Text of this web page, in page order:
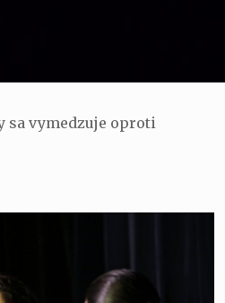
sa vymedzuje oproti